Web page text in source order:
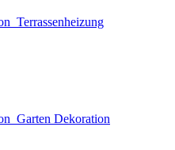
Terrassenheizung
Garten Dekoration